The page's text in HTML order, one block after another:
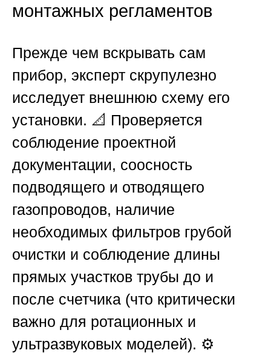
монтажных регламентов
Прежде чем вскрывать сам
прибор, эксперт скрупулезно
исследует внешнюю схему его
установки. 📐 Проверяется
соблюдение проектной
документации, соосность
подводящего и отводящего
газопроводов, наличие
необходимых фильтров грубой
очистки и соблюдение длины
прямых участков трубы до и
после счетчика (что критически
важно для ротационных и
ультразвуковых моделей). ⚙️